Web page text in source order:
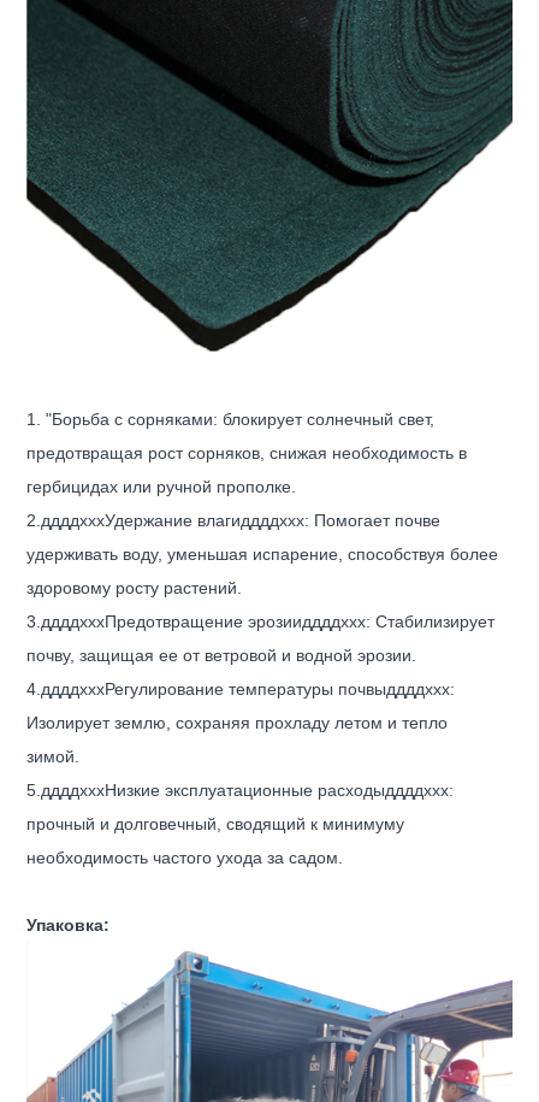
1. "Борьба с сорняками: блокирует солнечный свет,
предотвращая рост сорняков, снижая необходимость в
гербицидах или ручной прополке.
2. ддддхххУдержание влагиддддххх: Помогает почве
удерживать воду, уменьшая испарение, способствуя более
здоровому росту растений.
3. ддддхххПредотвращение эрозииддддххх: Стабилизирует
почву, защищая ее от ветровой и водной эрозии.
4. ддддхххРегулирование температуры почвыддддххх:
Изолирует землю, сохраняя прохладу летом и тепло
зимой.
5. ддддхххНизкие эксплуатационные расходыддддххх:
прочный и долговечный, сводящий к минимуму
необходимость частого ухода за садом.
Упаковка: